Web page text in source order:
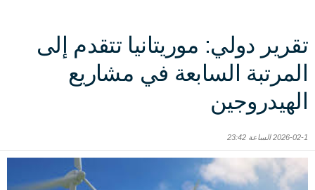
تقرير دولي: موريتانيا تتقدم إلى
المرتبة السابعة في مشاريع
الهيدروجين
2026-02-1 الساعة 23:42